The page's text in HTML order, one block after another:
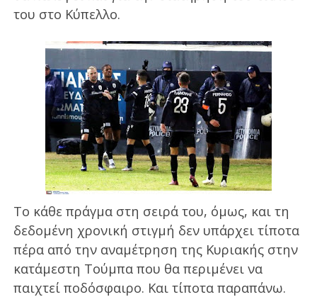
του στο Κύπελλο.
Το κάθε πράγμα στη σειρά του, όμως, και τη
δεδομένη χρονική στιγμή δεν υπάρχει τίποτα
πέρα από την αναμέτρηση της Κυριακής στην
κατάμεστη Τούμπα που θα περιμένει να
παιχτεί ποδόσφαιρο. Και τίποτα παραπάνω.